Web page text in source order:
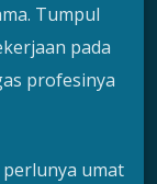
Tumpul
pada
profesinya
umat